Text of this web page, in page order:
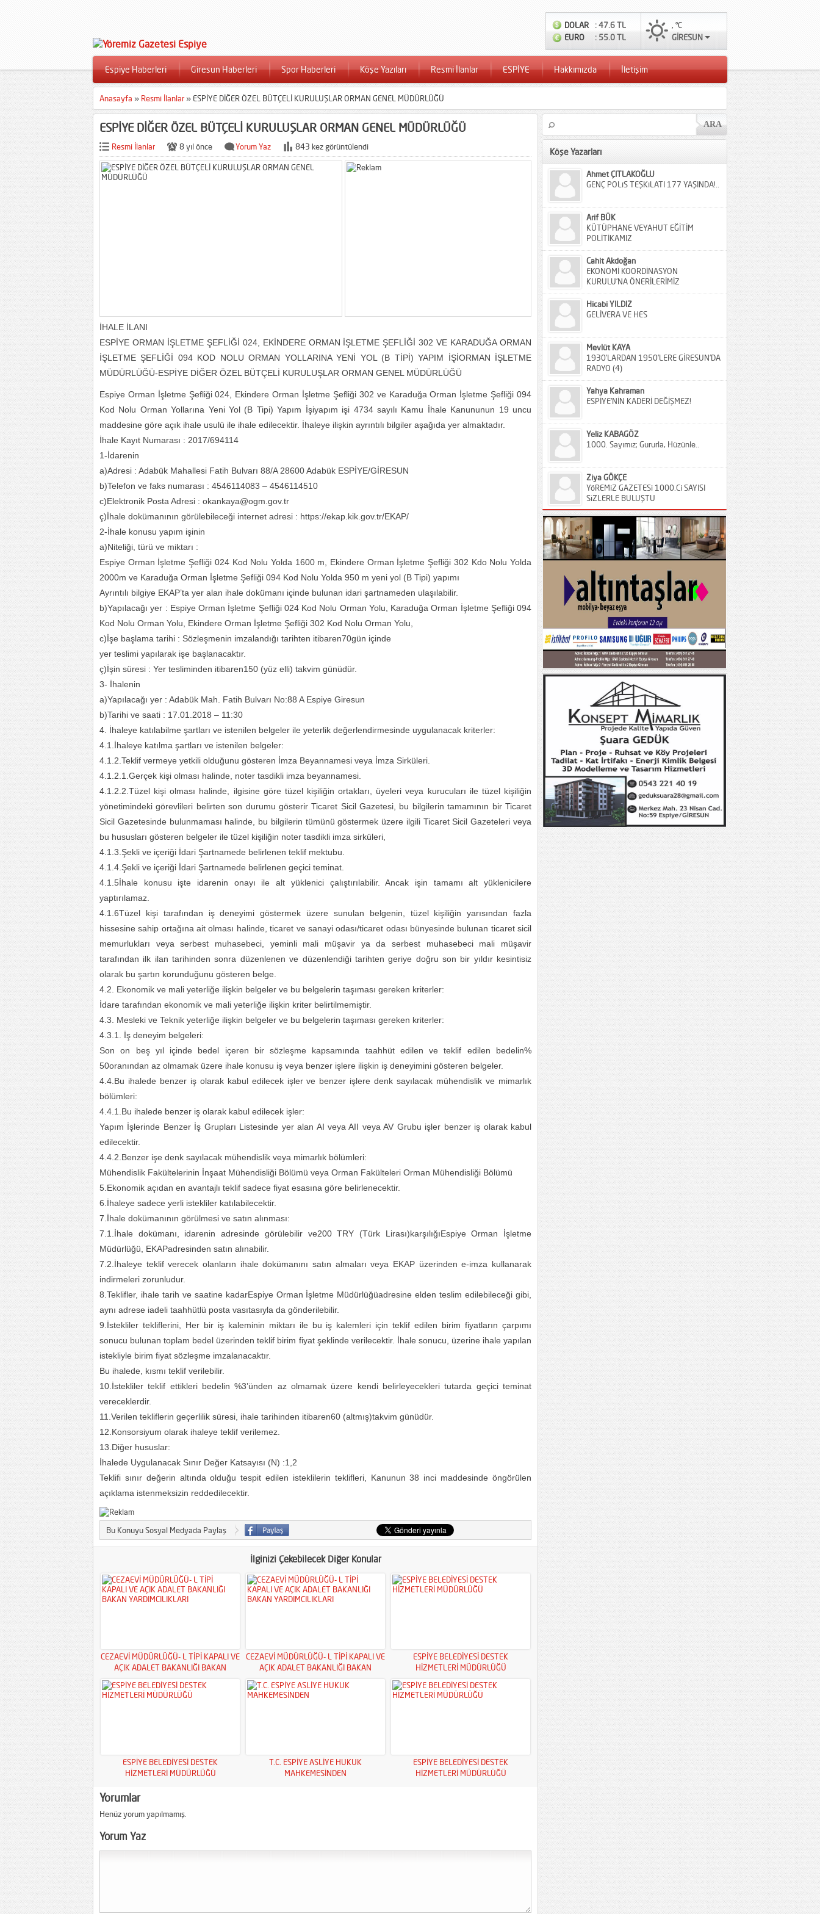
DOLAR
: 47.6 TL
EURO
: 55.0 TL
, °C
GİRESUN
Espiye Haberleri Giresun Haberleri Spor Haberleri Köşe Yazıları Resmi İlanlar ESPİYE Hakkımızda İletişim
Anasayfa » Resmi İlanlar » ESPİYE DİĞER ÖZEL BÜTÇELİ KURULUŞLAR ORMAN GENEL MÜDÜRLÜĞÜ
ESPİYE DİĞER ÖZEL BÜTÇELİ KURULUŞLAR ORMAN GENEL MÜDÜRLÜĞÜ
Resmi İlanlar 8 yıl önce Yorum Yaz 843 kez görüntülendi
İHALE İLANI
ESPİYE ORMAN İŞLETME ŞEFLİĞİ 024, EKİNDERE ORMAN İŞLETME ŞEFLİĞİ 302 VE KARADUĞA ORMAN
İŞLETME ŞEFLİĞİ 094 KOD NOLU ORMAN YOLLARINA YENİ YOL (B TİPİ) YAPIM İŞİORMAN İŞLETME
MÜDÜRLÜĞÜ-ESPİYE DİĞER ÖZEL BÜTÇELİ KURULUŞLAR ORMAN GENEL MÜDÜRLÜĞÜ
Espiye Orman İşletme Şefliği 024, Ekindere Orman İşletme Şefliği 302 ve Karaduğa Orman İşletme Şefliği 094
Kod Nolu Orman Yollarına Yeni Yol (B Tipi) Yapım İşiyapım işi 4734 sayılı Kamu İhale Kanununun 19 uncu
maddesine göre açık ihale usulü ile ihale edilecektir. İhaleye ilişkin ayrıntılı bilgiler aşağıda yer almaktadır.
İhale Kayıt Numarası : 2017/694114
1-İdarenin
a)Adresi : Adabük Mahallesi Fatih Bulvarı 88/A 28600 Adabük ESPİYE/GİRESUN
b)Telefon ve faks numarası : 4546114083 – 4546114510
c)Elektronik Posta Adresi : okankaya@ogm.gov.tr
ç)İhale dokümanının görülebileceği internet adresi : https://ekap.kik.gov.tr/EKAP/
2-İhale konusu yapım işinin
a)Niteliği, türü ve miktarı :
Espiye Orman İşletme Şefliği 024 Kod Nolu Yolda 1600 m, Ekindere Orman İşletme Şefliği 302 Kdo Nolu Yolda
2000m ve Karaduğa Orman İşletme Şefliği 094 Kod Nolu Yolda 950 m yeni yol (B Tipi) yapımı
Ayrıntılı bilgiye EKAP’ta yer alan ihale dokümanı içinde bulunan idari şartnameden ulaşılabilir.
b)Yapılacağı yer : Espiye Orman İşletme Şefliği 024 Kod Nolu Orman Yolu, Karaduğa Orman İşletme Şefliği 094
Kod Nolu Orman Yolu, Ekindere Orman İşletme Şefliği 302 Kod Nolu Orman Yolu,
c)İşe başlama tarihi : Sözleşmenin imzalandığı tarihten itibaren70gün içinde
yer teslimi yapılarak işe başlanacaktır.
ç)İşin süresi : Yer tesliminden itibaren150 (yüz elli) takvim günüdür.
3- İhalenin
a)Yapılacağı yer : Adabük Mah. Fatih Bulvarı No:88 A Espiye Giresun
b)Tarihi ve saati : 17.01.2018 – 11:30
4. İhaleye katılabilme şartları ve istenilen belgeler ile yeterlik değerlendirmesinde uygulanacak kriterler:
4.1.İhaleye katılma şartları ve istenilen belgeler:
4.1.2.Teklif vermeye yetkili olduğunu gösteren İmza Beyannamesi veya İmza Sirküleri.
4.1.2.1.Gerçek kişi olması halinde, noter tasdikli imza beyannamesi.
4.1.2.2.Tüzel kişi olması halinde, ilgisine göre tüzel kişiliğin ortakları, üyeleri veya kurucuları ile tüzel kişiliğin
yönetimindeki görevlileri belirten son durumu gösterir Ticaret Sicil Gazetesi, bu bilgilerin tamamının bir Ticaret
Sicil Gazetesinde bulunmaması halinde, bu bilgilerin tümünü göstermek üzere ilgili Ticaret Sicil Gazeteleri veya
bu hususları gösteren belgeler ile tüzel kişiliğin noter tasdikli imza sirküleri,
4.1.3.Şekli ve içeriği İdari Şartnamede belirlenen teklif mektubu.
4.1.4.Şekli ve içeriği İdari Şartnamede belirlenen geçici teminat.
4.1.5İhale konusu işte idarenin onayı ile alt yüklenici çalıştırılabilir. Ancak işin tamamı alt yüklenicilere
yaptırılamaz.
4.1.6Tüzel kişi tarafından iş deneyimi göstermek üzere sunulan belgenin, tüzel kişiliğin yarısından fazla
hissesine sahip ortağına ait olması halinde, ticaret ve sanayi odası/ticaret odası bünyesinde bulunan ticaret sicil
memurlukları veya serbest muhasebeci, yeminli mali müşavir ya da serbest muhasebeci mali müşavir
tarafından ilk ilan tarihinden sonra düzenlenen ve düzenlendiği tarihten geriye doğru son bir yıldır kesintisiz
olarak bu şartın korunduğunu gösteren belge.
4.2. Ekonomik ve mali yeterliğe ilişkin belgeler ve bu belgelerin taşıması gereken kriterler:
İdare tarafından ekonomik ve mali yeterliğe ilişkin kriter belirtilmemiştir.
4.3. Mesleki ve Teknik yeterliğe ilişkin belgeler ve bu belgelerin taşıması gereken kriterler:
4.3.1. İş deneyim belgeleri:
Son on beş yıl içinde bedel içeren bir sözleşme kapsamında taahhüt edilen ve teklif edilen bedelin%
50oranından az olmamak üzere ihale konusu iş veya benzer işlere ilişkin iş deneyimini gösteren belgeler.
4.4.Bu ihalede benzer iş olarak kabul edilecek işler ve benzer işlere denk sayılacak mühendislik ve mimarlık
bölümleri:
4.4.1.Bu ihalede benzer iş olarak kabul edilecek işler:
Yapım İşlerinde Benzer İş Grupları Listesinde yer alan AI veya AII veya AV Grubu işler benzer iş olarak kabul
edilecektir.
4.4.2.Benzer işe denk sayılacak mühendislik veya mimarlık bölümleri:
Mühendislik Fakültelerinin İnşaat Mühendisliği Bölümü veya Orman Fakülteleri Orman Mühendisliği Bölümü
5.Ekonomik açıdan en avantajlı teklif sadece fiyat esasına göre belirlenecektir.
6.İhaleye sadece yerli istekliler katılabilecektir.
7.İhale dokümanının görülmesi ve satın alınması:
7.1.İhale dokümanı, idarenin adresinde görülebilir ve200 TRY (Türk Lirası)karşılığıEspiye Orman İşletme
Müdürlüğü, EKAPadresinden satın alınabilir.
7.2.İhaleye teklif verecek olanların ihale dokümanını satın almaları veya EKAP üzerinden e-imza kullanarak
indirmeleri zorunludur.
8.Teklifler, ihale tarih ve saatine kadarEspiye Orman İşletme Müdürlüğüadresine elden teslim edilebileceği gibi,
aynı adrese iadeli taahhütlü posta vasıtasıyla da gönderilebilir.
9.İstekliler tekliflerini, Her bir iş kaleminin miktarı ile bu iş kalemleri için teklif edilen birim fiyatların çarpımı
sonucu bulunan toplam bedel üzerinden teklif birim fiyat şeklinde verilecektir. İhale sonucu, üzerine ihale yapılan
istekliyle birim fiyat sözleşme imzalanacaktır.
Bu ihalede, kısmı teklif verilebilir.
10.İstekliler teklif ettikleri bedelin %3’ünden az olmamak üzere kendi belirleyecekleri tutarda geçici teminat
vereceklerdir.
11.Verilen tekliflerin geçerlilik süresi, ihale tarihinden itibaren60 (altmış)takvim günüdür.
12.Konsorsiyum olarak ihaleye teklif verilemez.
13.Diğer hususlar:
İhalede Uygulanacak Sınır Değer Katsayısı (N) :1,2
Teklifi sınır değerin altında olduğu tespit edilen isteklilerin teklifleri, Kanunun 38 inci maddesinde öngörülen
açıklama istenmeksizin reddedilecektir.
Bu Konuyu Sosyal Medyada Paylaş
İlginizi Çekebilecek Diğer Konular
CEZAEVİ MÜDÜRLÜĞÜ- L TİPİ KAPALI VE
AÇIK ADALET BAKANLIĞI BAKAN
CEZAEVİ MÜDÜRLÜĞÜ- L TİPİ KAPALI VE
AÇIK ADALET BAKANLIĞI BAKAN
ESPİYE BELEDİYESİ DESTEK
HİZMETLERİ MÜDÜRLÜĞÜ
ESPİYE BELEDİYESİ DESTEK
HİZMETLERİ MÜDÜRLÜĞÜ
T.C. ESPİYE ASLİYE HUKUK
MAHKEMESİNDEN
ESPİYE BELEDİYESİ DESTEK
HİZMETLERİ MÜDÜRLÜĞÜ
Yorumlar
Henüz yorum yapılmamış.
Yorum Yaz
Köşe Yazarları
Ahmet ÇITLAKOĞLU
GENÇ POLiS TEŞKiLATI 177 YAŞINDA!..
Arif BÜK
KÜTÜPHANE VEYAHUT EĞİTİM
POLİTİKAMIZ
Cahit Akdoğan
EKONOMİ KOORDİNASYON
KURULU’NA ÖNERİLERİMİZ
Hicabi YILDIZ
GELİVERA VE HES
Mevlüt KAYA
1930’LARDAN 1950’LERE GİRESUN’DA
RADYO (4)
Yahya Kahraman
ESPİYE’NİN KADERİ DEĞİŞMEZ!
Yeliz KABAGÖZ
1000. Sayımız; Gururla, Hüzünle..
Ziya GÖKÇE
YöREMiZ GAZETESi 1000.Ci SAYISI
SiZLERLE BULUŞTU